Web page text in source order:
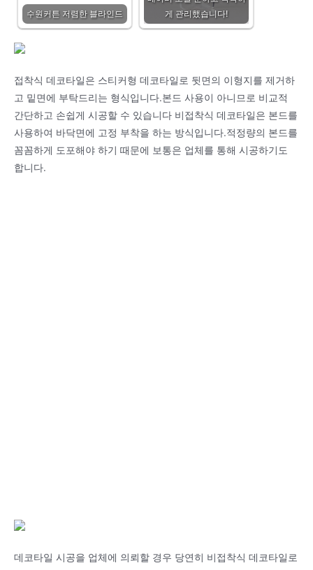
수원커튼 저렴한 블라인드
게 관리했습니다!
접착식 데코타일은 스티커형 데코타일로 뒷면의 이형지를 제거하
고 밑면에 부탁드리는 형식입니다.본드 사용이 아니므로 비교적
간단하고 손쉽게 시공할 수 있습니다 비접착식 데코타일은 본드를
사용하여 바닥면에 고정 부착을 하는 방식입니다.적정량의 본드를
꼼꼼하게 도포해야 하기 때문에 보통은 업체를 통해 시공하기도
합니다.
데코타일 시공을 업체에 의뢰할 경우 당연히 비접착식 데코타일로